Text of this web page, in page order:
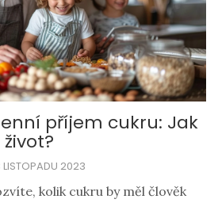
příjem cukru: Jak
LISTOPADU 2023
kolik cukru by měl člověk